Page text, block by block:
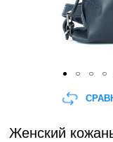
Женский